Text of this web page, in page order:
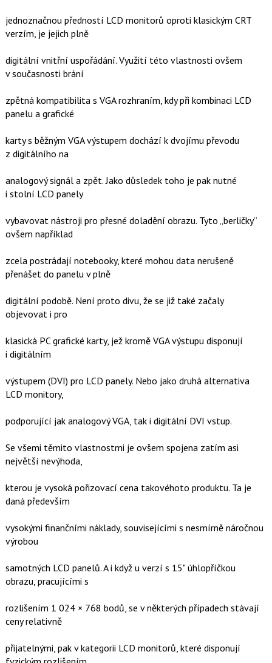
jednoznačnou předností LCD monitorů oproti klasickým CRT
verzím, je jejich plně
digitální vnitřní uspořádání. Využití této vlastnosti ovšem
v současnosti brání
zpětná kompatibilita s VGA rozhraním, kdy při kombinaci LCD
panelu a grafické
karty s běžným VGA výstupem dochází k dvojímu převodu
z digitálního na
analogový signál a zpět. Jako důsledek toho je pak nutné
i stolní LCD panely
vybavovat nástroji pro přesné doladění obrazu. Tyto „berličky“
ovšem například
zcela postrádají notebooky, které mohou data nerušeně
přenášet do panelu v plně
digitální podobě. Není proto divu, že se již také začaly
objevovat i pro
klasická PC grafické karty, jež kromě VGA výstupu disponují
i digitálním
výstupem (DVI) pro LCD panely. Nebo jako druhá alternativa
LCD monitory,
podporující jak analogový VGA, tak i digitální DVI vstup.
Se všemi těmito vlastnostmi je ovšem spojena zatím asi
největší nevýhoda,
kterou je vysoká pořizovací cena takovéhoto produktu. Ta je
daná především
vysokými finančními náklady, souvisejícími s nesmírně náročnou
výrobou
samotných LCD panelů. A i když u verzí s 15" úhlopříčkou
obrazu, pracujícími s
rozlišením 1 024 × 768 bodů, se v některých případech stávají
ceny relativně
přijatelnými, pak v kategorii LCD monitorů, které disponují